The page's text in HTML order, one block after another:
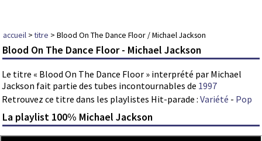
accueil >titre > Blood On The Dance Floor / Michael Jackson
Blood On The Dance Floor - Michael Jackson
Le titre « Blood On The Dance Floor » interprété par Michael
Jackson fait partie des tubes incontournables de 1997
Retrouvez ce titre dans les playlistes Hit-parade : Variété - Pop
La playlist 100% Michael Jackson